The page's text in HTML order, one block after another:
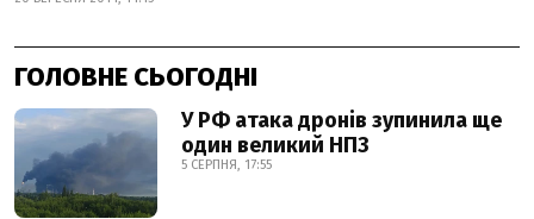
ГОЛОВНЕ СЬОГОДНІ
У РФ атака дронів зупинила ще
один великий НПЗ
5 СЕРПНЯ, 17:55